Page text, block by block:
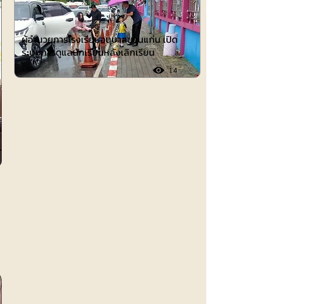
การศึกษา
ผู้อำนวยการโรงเรียนอนุบาลขอนแก่น เปิด
ระบบการดูแลนักเรียนหลังเลิกเรียน
14